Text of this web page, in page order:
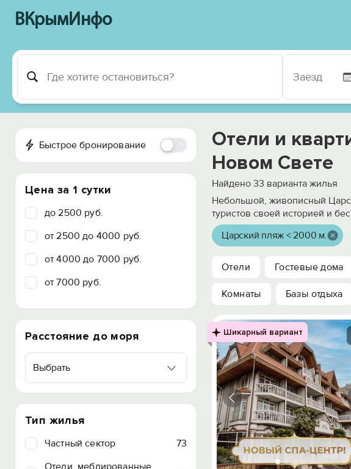
ВКрымИнфо
Быстрое бронирование
Цена за 1 сутки
до 2500 руб.
от 2500 до 4000 руб.
от 4000 до 7000 руб.
от 7000 руб.
Расстояние до моря
Выбрать
Тип жилья
Частный сектор
73
Отели, меблированные
Отели и
Новом Свете
Найдено 33 варианта жилья
Небольшой, живописный
туристов своей историей и
Царский пляж < 2000 м.
Отели Гостевые дома
Комнаты Базы отдыха
Шикарный вариант